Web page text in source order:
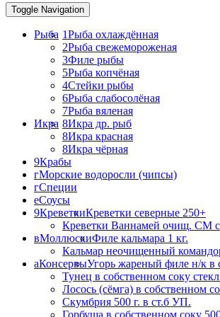
Toggle Navigation
Рыба 1Рыба охлаждённая
2Рыба свежемороженая
3Филе рыбы
5Рыба копчёная
4Стейки рыбы
6Рыба слабосолёная
7Рыба вяленая
Икра 8Икра др. рыб
8Икра красная
8Икра чёрная
9Крабы
гМорские водоросли (чипсы)
гСпеции
еСоусы
9КреветкиКреветки северные 250+
Креветки Ваннамей очищ. СМ
вМоллюскиФиле кальмара 1 кг.
Кальмар неочищенный
аКонсервыУгорь жареный филе н/к в
Тунец в собственном соку
Лосось (сёмга) в собственном
Скумбрия 500 г. в ст.б УП.
Горбуша в собственном соку